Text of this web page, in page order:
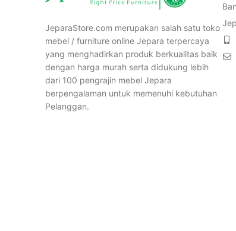
JeparaStore.com merupakan salah satu toko
mebel / furniture online Jepara terpercaya
yang menghadirkan produk berkualitas baik
dengan harga murah serta didukung lebih
dari 100 pengrajin mebel Jepara
berpengalaman untuk memenuhi kebutuhan
Pelanggan.